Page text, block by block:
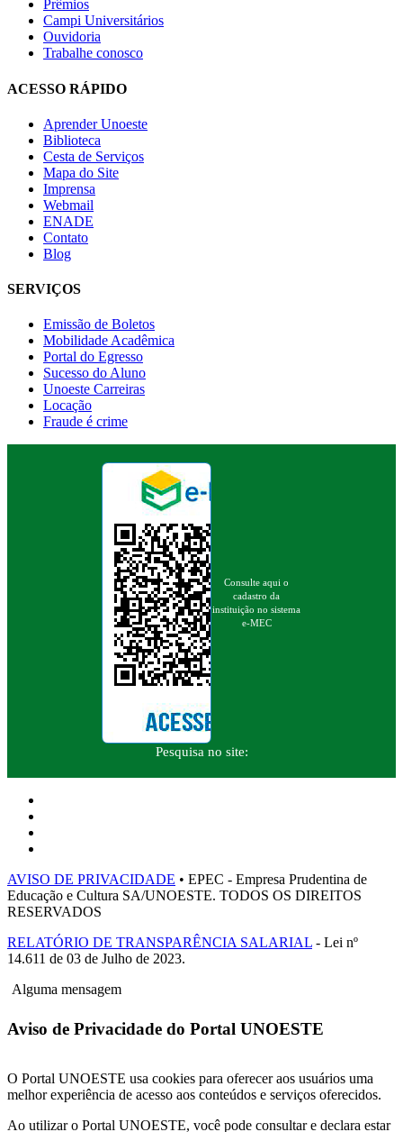
Prêmios
Campi Universitários
Ouvidoria
Trabalhe conosco
ACESSO RÁPIDO
Aprender Unoeste
Biblioteca
Cesta de Serviços
Mapa do Site
Imprensa
Webmail
ENADE
Contato
Blog
SERVIÇOS
Emissão de Boletos
Mobilidade Acadêmica
Portal do Egresso
Sucesso do Aluno
Unoeste Carreiras
Locação
Fraude é crime
Consulte aqui o
cadastro da
instituição no sistema
e-MEC
Pesquisa no site:
AVISO DE PRIVACIDADE • EPEC - Empresa Prudentina de
Educação e Cultura SA/UNOESTE. TODOS OS DIREITOS
RESERVADOS
RELATÓRIO DE TRANSPARÊNCIA SALARIAL - Lei nº
14.611 de 03 de Julho de 2023.
Alguma mensagem
Aviso de Privacidade do Portal UNOESTE
O Portal UNOESTE usa cookies para oferecer aos usuários uma
melhor experiência de acesso aos conteúdos e serviços oferecidos.
Ao utilizar o Portal UNOESTE, você pode consultar e declara estar